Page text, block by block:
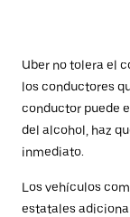
Uber no tolera el
los conductores
conductor puede
del alcohol, haz
inmediato.
Los vehículos
estatales